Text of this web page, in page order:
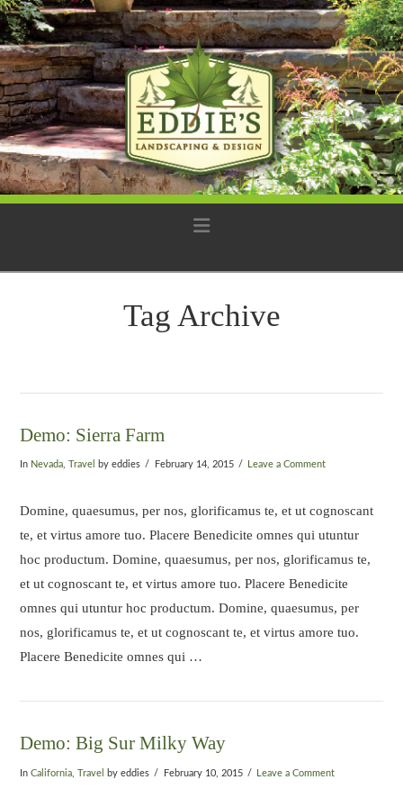
Navigation
Tag Archive
Demo: Sierra Farm
In Nevada,Travel by eddies February 14, 2015 Leave a Comment
Domine, quaesumus, per nos, glorificamus te, et ut cognoscant
te, et virtus amore tuo. Placere Benedicite omnes qui utuntur
hoc productum. Domine, quaesumus, per nos, glorificamus te,
et ut cognoscant te, et virtus amore tuo. Placere Benedicite
omnes qui utuntur hoc productum. Domine, quaesumus, per
nos, glorificamus te, et ut cognoscant te, et virtus amore tuo.
Placere Benedicite omnes qui …
Demo: Big Sur Milky Way
InCalifornia ,Travel by eddies February 10, 2015 Leave a Comment